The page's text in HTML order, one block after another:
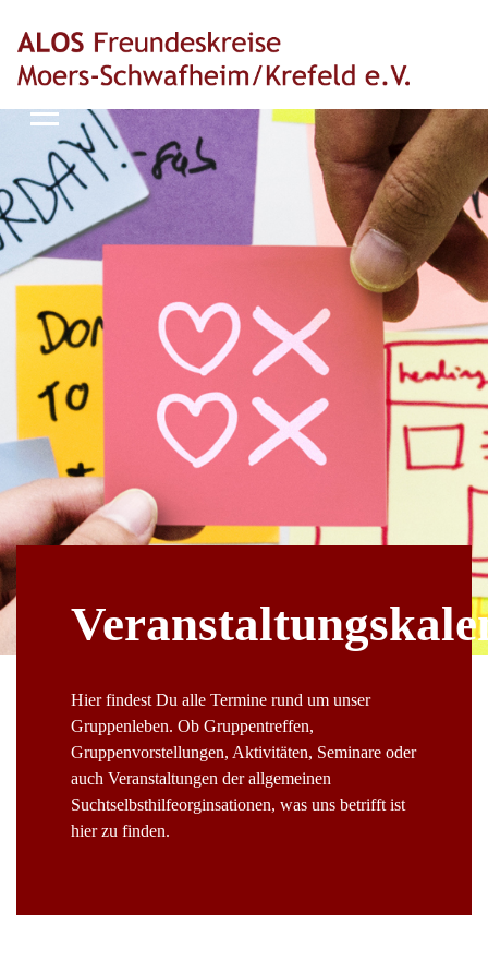
Hier findest Du alle Termine rund um unser
Gruppenleben. Ob Gruppentreffen,
Gruppenvorstellungen, Aktivitäten, Seminare oder
auch Veranstaltungen der allgemeinen
Suchtselbsthilfeorginsationen, was uns betrifft ist
hier zu finden.